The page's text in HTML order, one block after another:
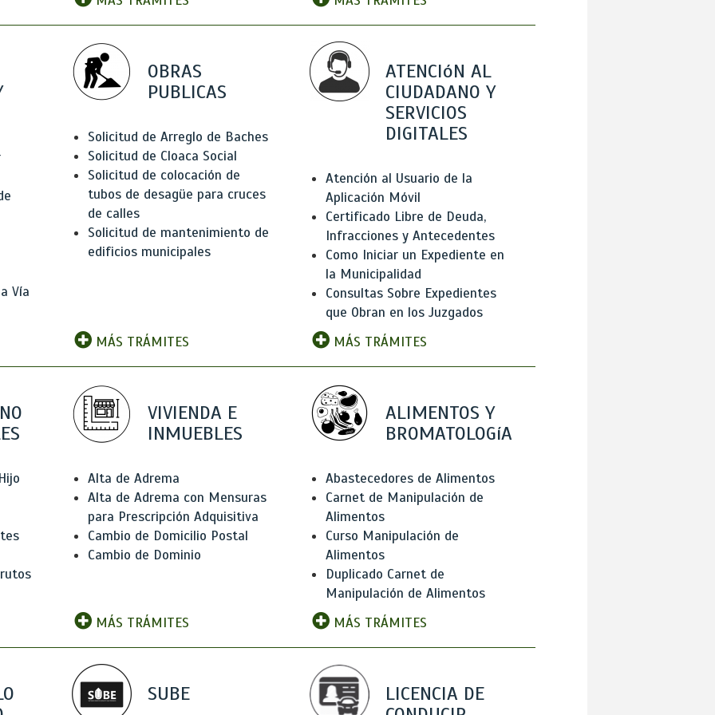
Vía
OBRAS
PUBLICAS
Solicitud de Arreglo de Baches
Solicitud de Cloaca Social
Solicitud de colocación de
tubos de desagüe para cruces
de calles
Solicitud de mantenimiento de
edificios municipales
MÁS TRÁMITES
ATENCIóN AL
CIUDADANO Y
SERVICIOS
DIGITALES
Atención al Usuario de la
Aplicación Móvil
Certificado Libre de Deuda,
Infracciones y Antecedentes
Como Iniciar un Expediente en
la Municipalidad
Consultas Sobre Expedientes
que Obran en los Juzgados
MÁS TRÁMITES
VIVIENDA E
INMUEBLES
Alta de Adrema
Alta de Adrema con Mensuras
para Prescripción Adquisitiva
Cambio de Domicilio Postal
Cambio de Dominio
MÁS TRÁMITES
ALIMENTOS Y
BROMATOLOGíA
Abastecedores de Alimentos
Carnet de Manipulación de
Alimentos
Curso Manipulación de
Alimentos
Duplicado Carnet de
Manipulación de Alimentos
MÁS TRÁMITES
SUBE
LICENCIA DE